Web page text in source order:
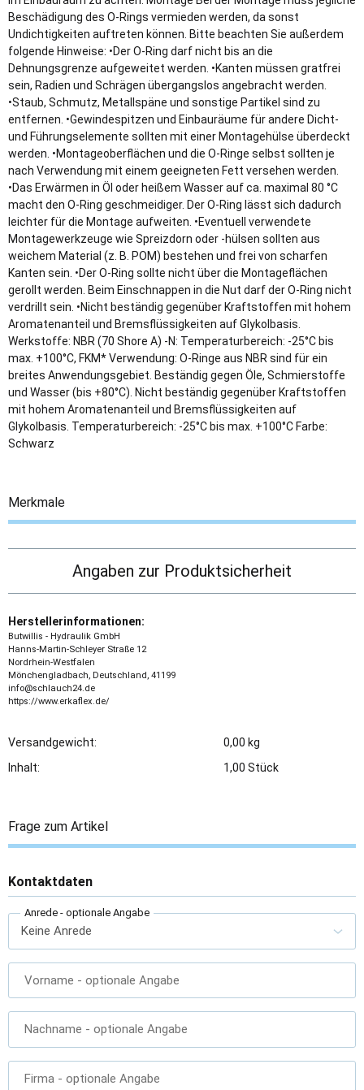
Beschädigung des O-Rings vermieden werden, da sonst
Undichtigkeiten auftreten können. Bitte beachten Sie außerdem
folgende Hinweise: •Der O-Ring darf nicht bis an die
Dehnungsgrenze aufgeweitet werden. •Kanten müssen gratfrei
sein, Radien und Schrägen übergangslos angebracht werden.
•Staub, Schmutz, Metallspäne und sonstige Partikel sind zu
entfernen. •Gewindespitzen und Einbauräume für andere Dicht-
und Führungselemente sollten mit einer Montagehülse überdeckt
werden. •Montageoberflächen und die O-Ringe selbst sollten je
nach Verwendung mit einem geeigneten Fett versehen werden.
•Das Erwärmen in Öl oder heißem Wasser auf ca. maximal 80 °C
macht den O-Ring geschmeidiger. Der O-Ring lässt sich dadurch
leichter für die Montage aufweiten. •Eventuell verwendete
Montagewerkzeuge wie Spreizdorn oder -hülsen sollten aus
weichem Material (z. B. POM) bestehen und frei von scharfen
Kanten sein. •Der O-Ring sollte nicht über die Montageflächen
gerollt werden. Beim Einschnappen in die Nut darf der O-Ring nicht
verdrillt sein. •Nicht beständig gegenüber Kraftstoffen mit hohem
Aromatenanteil und Bremsflüssigkeiten auf Glykolbasis.
Werkstoffe: NBR (70 Shore A) -N: Temperaturbereich: -25°C bis
max. +100°C, FKM* Verwendung: O-Ringe aus NBR sind für ein
breites Anwendungsgebiet. Beständig gegen Öle, Schmierstoffe
und Wasser (bis +80°C). Nicht beständig gegenüber Kraftstoffen
mit hohem Aromatenanteil und Bremsflüssigkeiten auf
Glykolbasis. Temperaturbereich: -25°C bis max. +100°C Farbe:
Schwarz
Merkmale
Angaben zur Produktsicherheit
Herstellerinformationen:
Butwillis - Hydraulik GmbH
Hanns-Martin-Schleyer Straße 12
Nordrhein-Westfalen
Mönchengladbach, Deutschland, 41199
info@schlauch24.de
https://www.erkaflex.de/
Versandgewicht:
0,00 kg
Inhalt:
1,00 Stück
Frage zum Artikel
Kontaktdaten
Anrede - optionale Angabe
Vorname - optionale Angabe
Nachname - optionale Angabe
Firma - optionale Angabe